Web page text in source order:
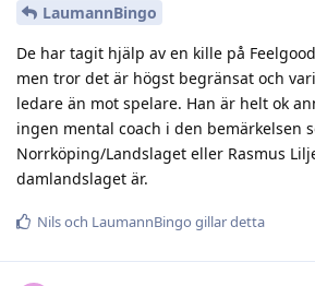
LaumannBingo
De har tagit hjälp av en kille på
men tror det är högst begränsat och
ledare än mot spelare. Han är helt ok
ingen mental coach i den bemärkelsen
Norrköping/Landslaget eller Rasmus
damlandslaget är.
Nilsoch LaumannBingo gillar detta